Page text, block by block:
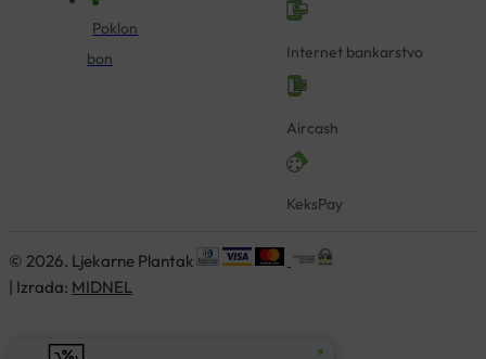
Poklon
bon
Internet bankarstvo
Aircash
KeksPay
© 2026. Ljekarne Plantak
| Izrada: MIDNEL